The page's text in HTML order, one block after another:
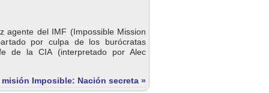
agente del IMF (Impossible Mission
por culpa de los burócratas
de la CIA (interpretado por Alec
misión Imposible: Nación secreta »